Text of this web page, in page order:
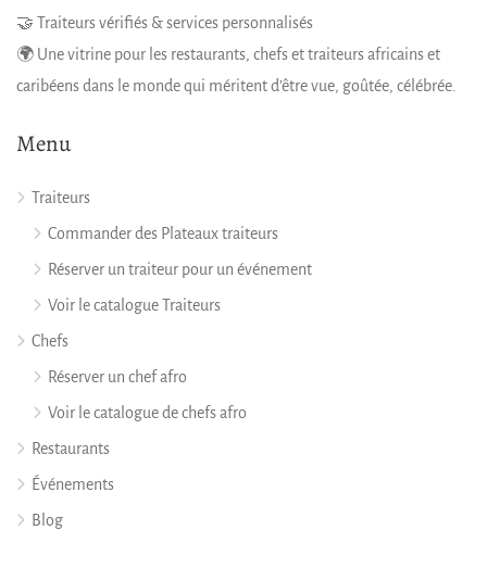
🤝 Traiteurs vérifiés & services personnalisés
🌍 Une vitrine pour les restaurants, chefs et traiteurs africains et
caribéens dans le monde qui méritent d’être vue, goûtée, célébrée.
Menu
Traiteurs
Commander des Plateaux traiteurs
Réserver un traiteur pour un événement
Voir le catalogue Traiteurs
Chefs
Réserver un chef afro
Voir le catalogue de chefs afro
Restaurants
Événements
Blog